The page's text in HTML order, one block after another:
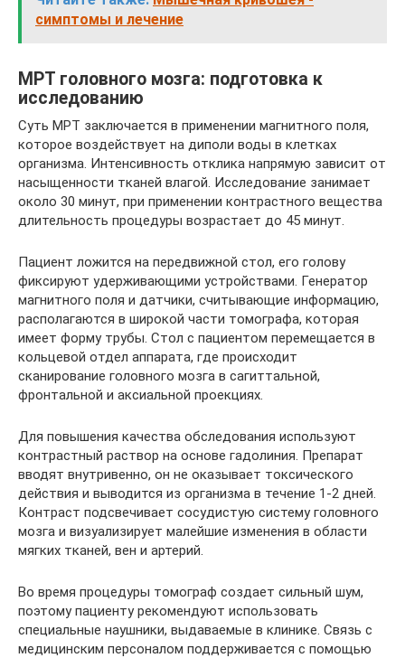
симптомы и лечение
МРТ головного мозга: подготовка к
исследованию
Суть МРТ заключается в применении магнитного поля,
которое воздействует на диполи воды в клетках
организма. Интенсивность отклика напрямую зависит от
насыщенности тканей влагой. Исследование занимает
около 30 минут, при применении контрастного вещества
длительность процедуры возрастает до 45 минут.
Пациент ложится на передвижной стол, его голову
фиксируют удерживающими устройствами. Генератор
магнитного поля и датчики, считывающие информацию,
располагаются в широкой части томографа, которая
имеет форму трубы. Стол с пациентом перемещается в
кольцевой отдел аппарата, где происходит
сканирование головного мозга в сагиттальной,
фронтальной и аксиальной проекциях.
Для повышения качества обследования используют
контрастный раствор на основе гадолиния. Препарат
вводят внутривенно, он не оказывает токсического
действия и выводится из организма в течение 1-2 дней.
Контраст подсвечивает сосудистую систему головного
мозга и визуализирует малейшие изменения в области
мягких тканей, вен и артерий.
Во время процедуры томограф создает сильный шум,
поэтому пациенту рекомендуют использовать
специальные наушники, выдаваемые в клинике. Связь с
медицинским персоналом поддерживается с помощью